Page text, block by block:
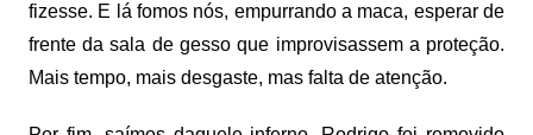
fizesse. E lá fomos nós, empurrando a maca, esperar de
frente da sala de gesso que improvisassem a proteção.
Mais tempo, mais desgaste, mas falta de atenção.